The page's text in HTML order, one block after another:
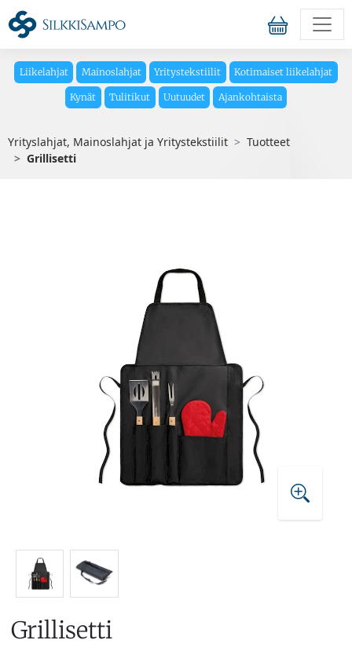
Liikelahjat Mainoslahjat Yritystekstiilit Kotimaiset liikelahjat
Kynät Tulitikut Uutuudet Ajankohtaista
Yrityslahjat, Mainoslahjat ja Yritystekstiilit
Tuotteet
Grillisetti
Grillisetti